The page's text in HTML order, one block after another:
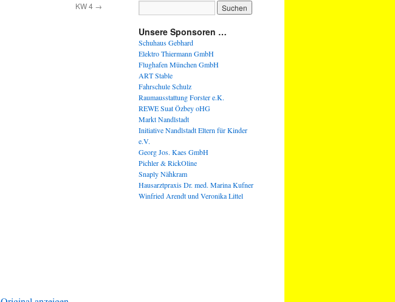
KW 4 →
Unsere Sponsoren …
Schuhaus Gebhard
Elektro Thiermann GmbH
Flughafen München GmbH
ART Stable
Fahrschule Schulz
Raumausstattung Forster e.K.
REWE Suat Özbey oHG
Markt Nandlstadt
Initiative Nandlstadt Eltern für Kinder
e.V.
Georg Jos. Kaes GmbH
Pichler & RickOline
Snaply Nähkram
Hausarztpraxis Dr. med. Marina Kufner
Winfried Arendt und Veronika Littel